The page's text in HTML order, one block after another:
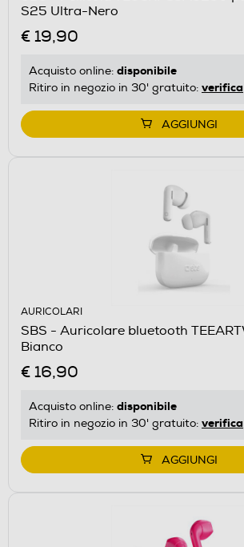
S25 Ultra-Nero
€ 19,90
Acquisto online: disponibile
Ritiro in negozio in 30' gratuito: verifica
AGGIUNGI
AURICOLARI
SBS - Auricolare bluetooth
Bianco
€ 16,90
Acquisto online: disponibile
Ritiro in negozio in 30' gratuito: verifica
AGGIUNGI